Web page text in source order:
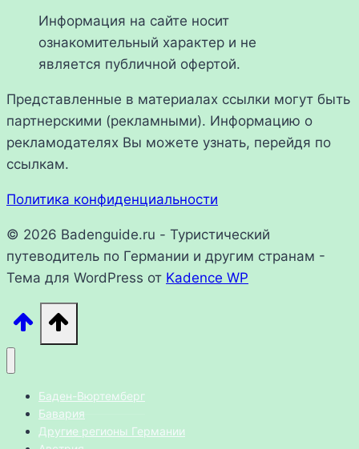
Информация на сайте носит
ознакомительный характер и не
является публичной офертой.
Представленные в материалах ссылки могут быть
партнерскими (рекламными). Информацию о
рекламодателях Вы можете узнать, перейдя по
ссылкам.
Политика конфиденциальности
© 2026 Badenguide.ru - Туристический
путеводитель по Германии и другим странам -
Тема для WordPress от Kadence WP
Баден-Вюртемберг
Бавария
Другие регионы Германии